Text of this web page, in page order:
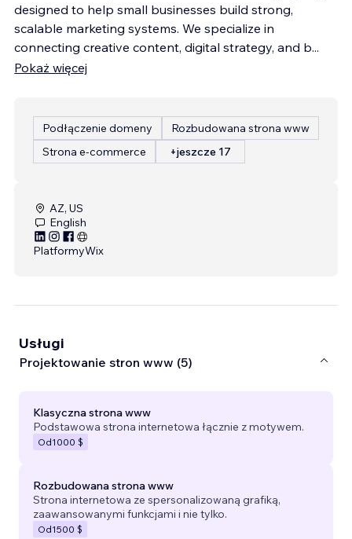
designed to help small businesses build strong,
scalable marketing systems. We specialize in
connecting creative content, digital strategy, and b...
Pokaż więcej
Podłączenie domeny
Rozbudowana strona www
Strona e-commerce
+jeszcze 17
AZ, US
English
PlatformyWix
Usługi
Projektowanie stron www (5)
Klasyczna strona www
Podstawowa strona internetowa łącznie z motywem.
Od1000 $
Rozbudowana strona www
Strona internetowa ze spersonalizowaną grafiką,
zaawansowanymi funkcjami i nie tylko.
Od1500 $